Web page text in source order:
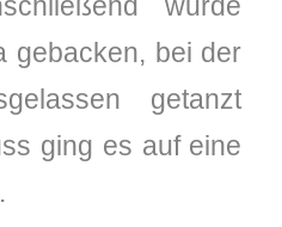
gebacken, bei der
getanzt
ging es auf eine
✭